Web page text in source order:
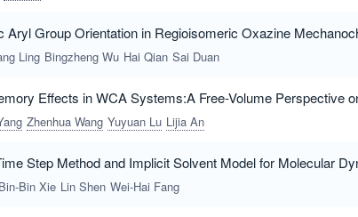
Aryl Group Orientation in Regioisomeric Oxazine
Ling Bingzheng Wu Hai Qian Sai Duan
Effects in WCA Systems:A Free-Volume Perspective
Zhenhua Wang Yuyuan Lu Lijia An
Step Method and Implicit Solvent Model for Molecular
Bin-Bin Xie Lin Shen Wei-Hai Fang